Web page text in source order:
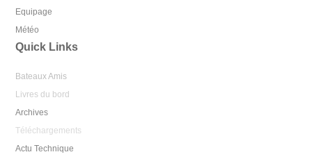
Equipage
Météo
Quick Links
Bateaux Amis
Livres du bord
Archives
Téléchargements
Actu Technique